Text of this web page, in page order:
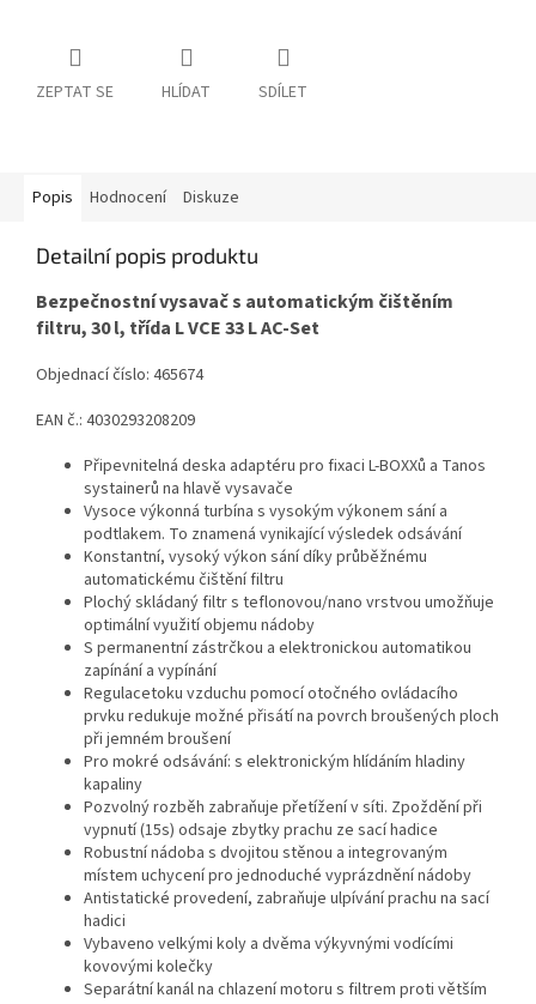
ZEPTAT SE HLÍDAT SDÍLET
Popis Hodnocení Diskuze
Detailní popis produktu
Bezpečnostní vysavač s automatickým čištěním
filtru, 30 l, třída L VCE 33 L AC-Set
Objednací číslo: 465674
EAN č.: 4030293208209
Připevnitelná deska adaptéru pro fixaci L-BOXXů a Tanos
systainerů na hlavě vysavače
Vysoce výkonná turbína s vysokým výkonem sání a
podtlakem. To znamená vynikající výsledek odsávání
Konstantní, vysoký výkon sání díky průběžnému
automatickému čištění filtru
Plochý skládaný filtr s teflonovou/nano vrstvou umožňuje
optimální využití objemu nádoby
S permanentní zástrčkou a elektronickou automatikou
zapínání a vypínání
Regulacetoku vzduchu pomocí otočného ovládacího
prvku redukuje možné přisátí na povrch broušených ploch
při jemném broušení
Pro mokré odsávání: s elektronickým hlídáním hladiny
kapaliny
Pozvolný rozběh zabraňuje přetížení v síti. Zpoždění při
vypnutí (15s) odsaje zbytky prachu ze sací hadice
Robustní nádoba s dvojitou stěnou a integrovaným
místem uchycení pro jednoduché vyprázdnění nádoby
Antistatické provedení, zabraňuje ulpívání prachu na sací
hadici
Vybaveno velkými koly a dvěma výkyvnými vodícími
kovovými kolečky
Separátní kanál na chlazení motoru s filtrem proti větším